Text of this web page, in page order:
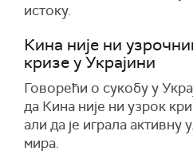
истоку.
Кина није ни
кризе у Украјини
Говорећи о сукобу у
да Кина није ни узрок
али да је играла активну
мира.